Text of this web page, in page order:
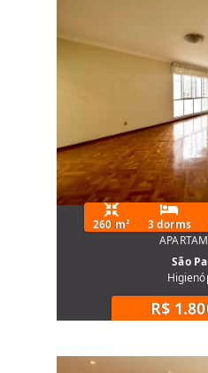
260 m² 3 dorms
São
R$